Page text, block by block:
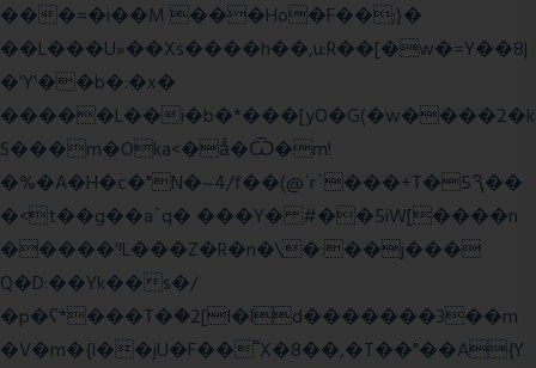
���=�i��M ���Ho�F��;}�
��L���U»��Xs����h��,u:R��[�w�=Y��8|
�'Y'��b�:�x�
�����L��i�b�*���[yO�G(�w����2�k
S���m�Oka<�ǻ�Ѿ�m!
�%�A�H�c�"N�~4/f��(@ʿr`���+T�5Ԇ��
�<t��g��a`q� ���Y� #��5iW[����n
�����'!L���Z�R�n�\�:��j���
Q�D:��Yk��s�/
�p�ʕ*���T�ؘ�2[I�ld�������3��m
�V�m�{I��jU�F��˭X�8��,�T��"��A{Y